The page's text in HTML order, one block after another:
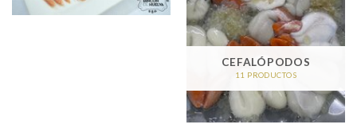
CEFALÓPODOS
11 PRODUCTOS